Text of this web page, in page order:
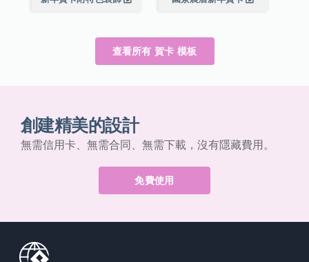
查看所有 賀卡 模板
創建精美的設計
無需信用卡、無需合同、無需下載，沒有隱藏費用。
免費使用